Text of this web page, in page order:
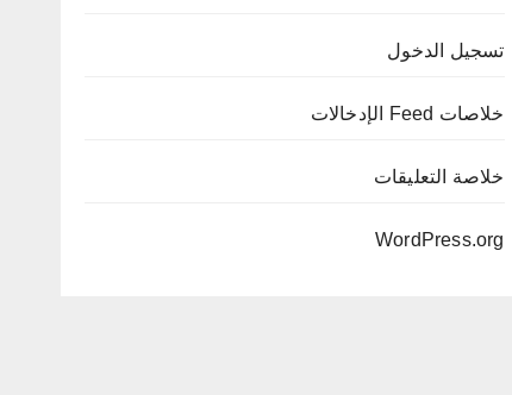
تسجيل الدخول
خلاصات Feed الإدخالات
خلاصة التعليقات
WordPress.org